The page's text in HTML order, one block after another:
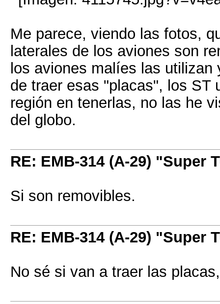
Me parece, viendo las fotos,
laterales de los aviones son
los aviones malíes las
de traer esas "placas", los ST
región en tenerlas, no las he
del globo.
RE: EMB-314 (A-29) "Super
Si son removibles.
RE: EMB-314 (A-29) "Super
No sé si van a traer las